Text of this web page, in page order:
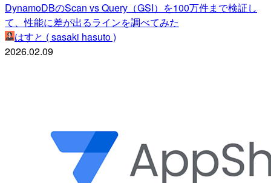
DynamoDBのScan vs Query（GSI）を100万件まで検証し
て、性能に差が出るラインを調べてみた
はすと ( sasaki hasuto )
2026.02.09